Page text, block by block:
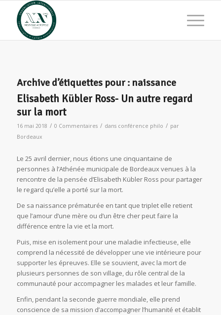
Archive d’étiquettes pour : naissance
Elisabeth Kübler Ross- Un autre regard
sur la mort
16 mai 2018 / 0 Commentaires / dans conférence philo / par
Bordeaux
Le 25 avril dernier, nous étions une cinquantaine de
personnes à l’Athénée municipale de Bordeaux venues à la
rencontre de la pensée d’Elisabeth Kübler Ross pour partager
le regard qu’elle a porté sur la mort.
De sa naissance prématurée en tant que triplet elle retient
que l’amour d’une mère ou d’un être cher peut faire la
différence entre la vie et la mort.
Puis, mise en isolement pour une maladie infectieuse, elle
comprend la nécessité de développer une vie intérieure pour
supporter les épreuves. Elle se souvient, avec la mort de
plusieurs personnes de son village, du rôle central de la
communauté pour accompagner les malades et leur famille.
Enfin, pendant la seconde guerre mondiale, elle prend
conscience de sa mission d’accompagner l’humanité et établit